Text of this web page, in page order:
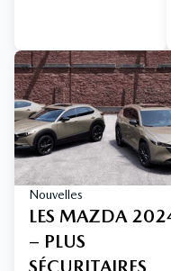
Nouvelles
LES MAZDA
– PLUS
SÉCURITAIRES